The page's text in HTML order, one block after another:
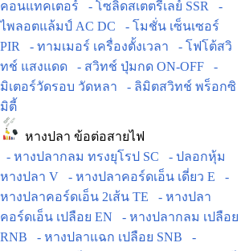
คอนแทคเตอร์
- โซลิดสเตตรีเลย์ SSR
-
ไพลอตแล้มป์ AC DC
- โมชั่น เซ็นเซอร์
PIR
- ทามเมอร์ เครื่องตั้งเวลา
- โฟโต้สวิ
ทช์ แสงแดด
- สวิทช์ ปุ่มกด ON-OFF
-
มิเตอร์วัดรอบ วัดหลา
- ลิมิตสวิทช์ พร็อกซิ
มิตี้
หางปลา ข้อต่อสายไฟ
- หางปลากลม ทรงยุโรป SC
- ปลอกหุ้ม
หางปลา V
- หางปลาคอร์ดเอ็น เดี่ยว E
-
หางปลาคอร์ดเอ็น 2เส้น TE
- หางปลา
คอร์ดเอ็น เปลือย EN
- หางปลากลม เปลือย
RNB
- หางปลาแฉก เปลือย SNB
-